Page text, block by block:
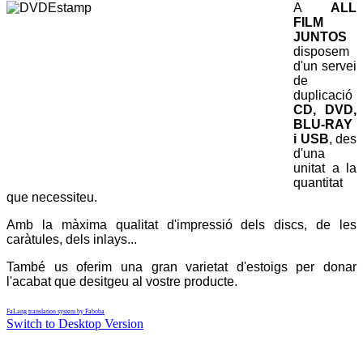
A
ALL
FILM
JUNTOS
disposem
d'un servei
de
duplicació
CD, DVD,
BLU-RAY
i USB, des
d'una
unitat a la
quantitat
que necessiteu.
Amb la màxima qualitat d'impressió dels discs, de les
caràtules, dels inlays...
També us oferim una gran varietat d'estoigs per donar
l'acabat que desitgeu al vostre producte.
FaLang translation system by Faboba
Switch to Desktop Version